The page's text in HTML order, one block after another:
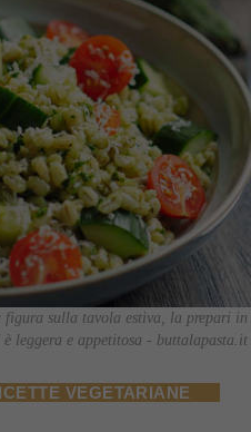
sulla tavola estiva, la prepari in
leggera e appetitosa - buttalapasta.it
VEGETARIANE